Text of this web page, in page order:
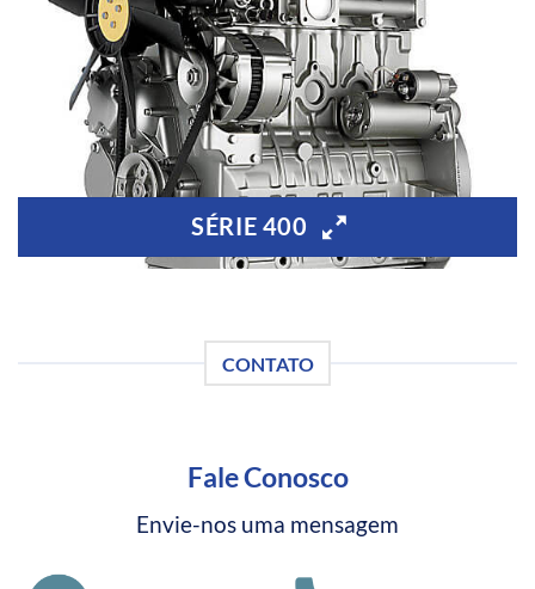
SÉRIE 400
CONTATO
Fale Conosco
Envie-nos uma mensagem